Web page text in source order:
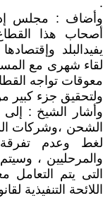
.
وأضاف : مجلس
أصحاب هذا
يفيدالبلد
لقاء شهرى مع
معوقات تواجه
ولتحقيق جزء كبير
وأشار الشيخ : إلى
الشحن ،وشركات
لغط وعدم
والمرحليين ،
التى يتم التعامل
اللائحة التنفيذية